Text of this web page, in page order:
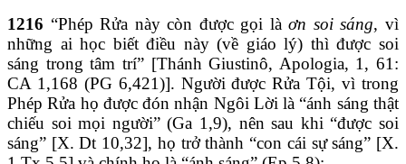
1216 “Phép Rửa này còn được gọi làơn soi sáng, vì
những ai học biết điều này (về giáo lý) thì được soi
sáng trong tâm trí” [Thánh Giustinô, Apologia, 1, 61:
CA 1,168 (PG 6,421)]. Người được Rửa Tội, vì trong
Phép Rửa họ được đón nhận Ngôi Lời là “ánh sáng thật
chiếu soi mọi người” (Ga 1,9), nên sau khi “được soi
sáng” [X. Dt 10,32], họ trở thành “con cái sự sáng” [X.